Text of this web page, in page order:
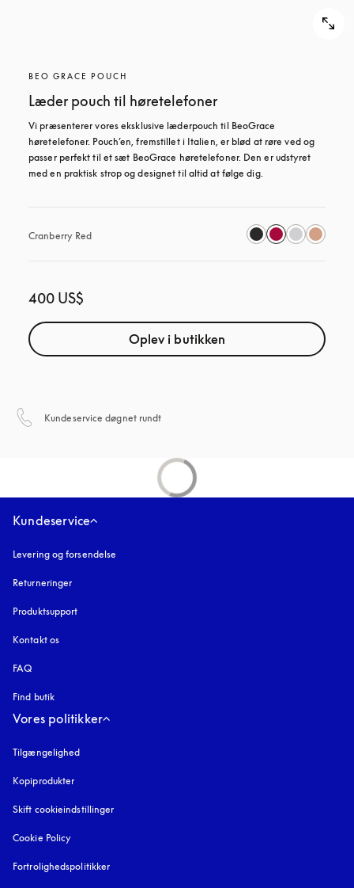
BEO GRACE POUCH
Læder pouch til høretelefoner
Vi præsenterer vores eksklusive læderpouch til BeoGrace
høretelefoner. Pouch’en, fremstillet i Italien, er blød at røre ved og
passer perfekt til et sæt BeoGrace høretelefoner. Den er udstyret
med en praktisk strop og designet til altid at følge dig.
Cranberry Red
400 US$
Oplev i butikken
Kundeservice døgnet rundt
Kundeservice
Levering og forsendelse
Returneringer
Produktsupport
Kontakt os
FAQ
Find butik
Vores politikker
Tilgængelighed
Kopiprodukter
Skift cookieindstillinger
Cookie Policy
Fortrolighedspolitikker